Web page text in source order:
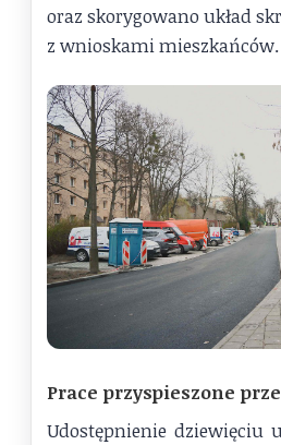
oraz skorygowano układ
z wnioskami mieszkańców.
Prace przyspieszone
Udostępnienie dziewięciu